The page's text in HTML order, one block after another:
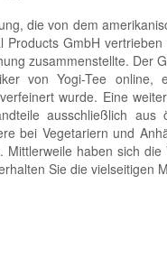
die von dem
GmbH
zusammenstellte. Der
von Yogi-Tee
wurde. Eine
ausschließlich
bei Vegetariern und
haben sich
Sie die vielseitigen